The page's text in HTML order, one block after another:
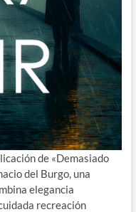
de «Demasiado
del Burgo, una
elegancia
recreación